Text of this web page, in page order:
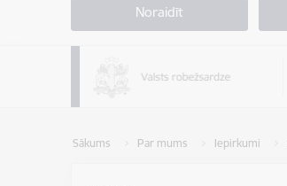
Noraidīt
Sākums Par mums Iepirkumi